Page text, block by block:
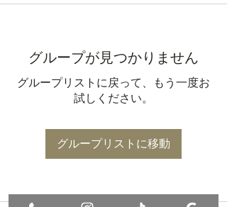
グループが見つかりません
グループリストに戻って、もう一度お
試しください。
グループリストに移動